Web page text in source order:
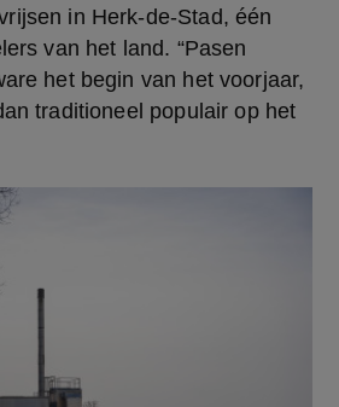
in Herk-de-Stad, één
van het land. “Pasen
het begin van het voorjaar,
traditioneel populair op het